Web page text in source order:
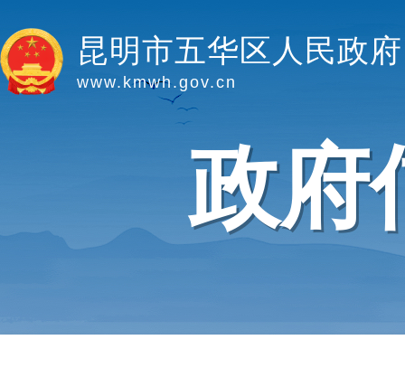
昆明市五华区人民政府
www.kmwh.gov.cn
政府